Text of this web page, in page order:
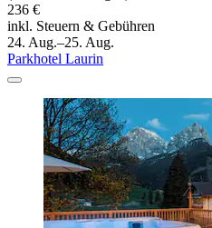
236 €
inkl. Steuern & Gebühren
24. Aug.–25. Aug.
Parkhotel Laurin